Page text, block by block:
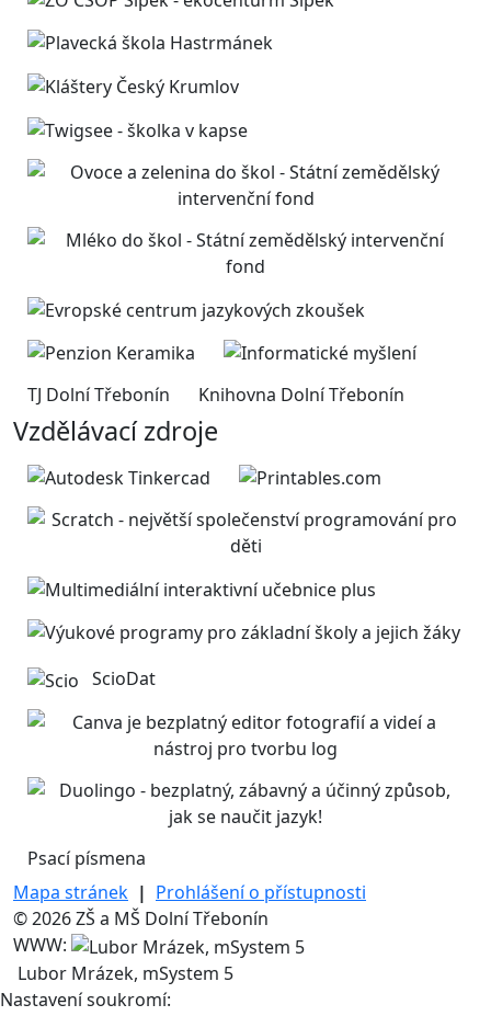
TJ Dolní Třebonín Knihovna Dolní Třebonín
Vzdělávací zdroje
ScioDat
Psací písmena
Mapa stránek | Prohlášení o přístupnosti
© 2026 ZŠ a MŠ Dolní Třebonín
WWW:
Lubor Mrázek, mSystem 5
Nastavení soukromí: